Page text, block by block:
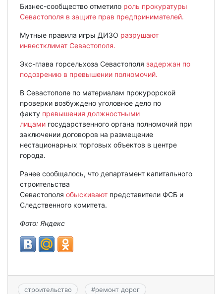
Бизнес-сообщество отметило роль прокуратуры
Севастополя в защите прав предпринимателей.
Мутные правила игры ДИЗО разрушают
инвестклимат Севастополя.
Экс-глава горсельхоза Севастополя задержан по
подозрению в превышении полномочий.
В Севастополе по материалам прокурорской
проверки возбуждено уголовное дело по
факту превышения должностными
лицами государственного органа полномочий при
заключении договоров на размещение
нестационарных торговых объектов в центре
города.
Ранее сообщалось, что департамент капитального
строительства
Севастополя обыскивают представители ФСБ и
Следственного комитета.
Фото: Яндекс
строительство #ремонт дорог